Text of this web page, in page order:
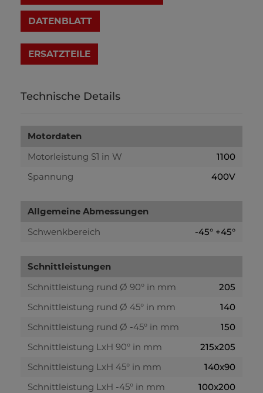
DATENBLATT
Technische Details
Motordaten
Motorleistung S1 in W
1100
Spannung
400V
Allgemeine Abmessungen
Schwenkbereich
-45° +45°
Schnittleistungen
Schnittleistung rund Ø 90° in mm
205
Schnittleistung rund Ø 45° in mm
140
Schnittleistung rund Ø -45° in mm
150
Schnittleistung LxH 90° in mm
215x205
Schnittleistung LxH 45° in mm
140x90
Schnittleistung LxH -45° in mm
100x200